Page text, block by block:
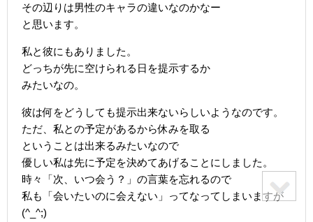
その辺りは男性のキャラの違いなのかなー
と思います。
私と彼にもありました。
どっちが先に空けられる日を提示するか
みたいなの。
彼は何をどうしても提示出来ないらしいようなのです。
ただ、私との予定があるから休みを取る
ということは出来るみたいなので
優しい私は先に予定を決めてあげることにしました。
時々「次、いつ会う？」の言葉を忘れるので
私も「会いたいのに会えない」ってなってしまいますが
(^_^;)